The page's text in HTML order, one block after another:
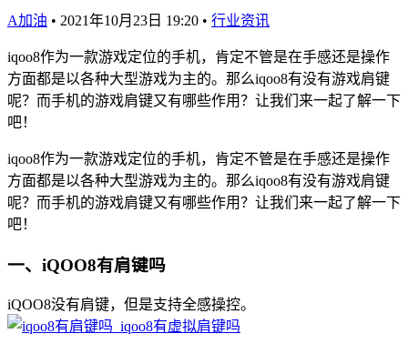
A加油 • 2021年10月23日 19:20 • 行业资讯
iqoo8作为一款游戏定位的手机，肯定不管是在手感还是操作
方面都是以各种大型游戏为主的。那么iqoo8有没有游戏肩键
呢？而手机的游戏肩键又有哪些作用？让我们来一起了解一下
吧！
iqoo8作为一款游戏定位的手机，肯定不管是在手感还是操作
方面都是以各种大型游戏为主的。那么iqoo8有没有游戏肩键
呢？而手机的游戏肩键又有哪些作用？让我们来一起了解一下
吧！
一、iQOO8有肩键吗
iQOO8没有肩键，但是支持全感操控。